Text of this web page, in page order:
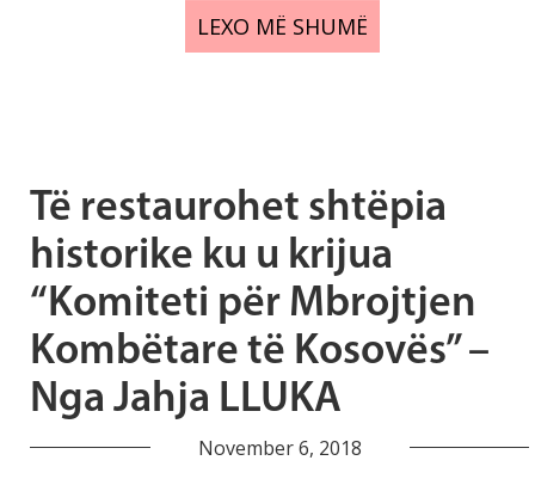
LEXO MË SHUMË
Të restaurohet shtëpia
historike ku u krijua
“Komiteti për Mbrojtjen
Kombëtare të Kosovës” –
Nga Jahja LLUKA
November 6, 2018